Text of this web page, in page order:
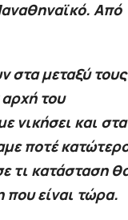
Από
στα μεταξύ
του
νικήσει και στα
ποτέ
τι κατάσταση
είναι τώρα.